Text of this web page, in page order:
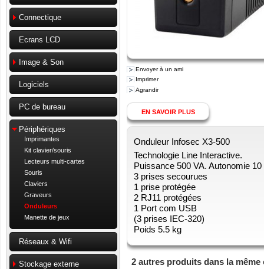
Connectique
Ecrans LCD
Image & Son
Logiciels
PC de bureau
Périphériques
Imprimantes
Kit clavier/souris
Lecteurs multi-cartes
Souris
Claviers
Graveurs
Onduleurs
Manette de jeux
Réseaux & Wifi
Stockage externe
Envoyer à un ami
Imprimer
Agrandir
EN SAVOIR PLUS
Onduleur Infosec X3-500
Technologie Line Interactive.
Puissance 500 VA. Autonomie
3 prises secourues
1 prise protégée
2 RJ11 protégées
1 Port com USB
(3 prises IEC-320)
Poids 5.5 kg
2 autres produits dans la même